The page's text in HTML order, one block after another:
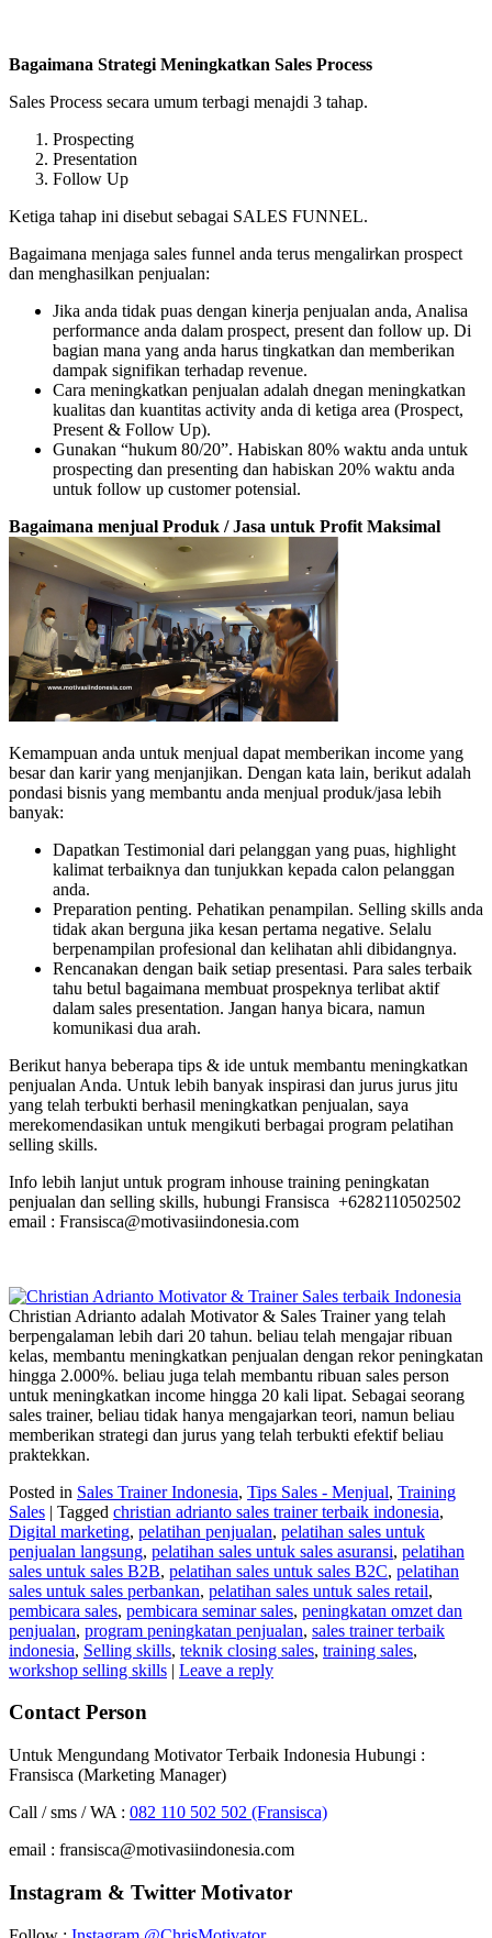
Bagaimana Strategi Meningkatkan Sales Process
Sales Process secara umum terbagi menajdi 3 tahap.
Prospecting
Presentation
Follow Up
Ketiga tahap ini disebut sebagai SALES FUNNEL.
Bagaimana menjaga sales funnel anda terus mengalirkan prospect
dan menghasilkan penjualan:
Jika anda tidak puas dengan kinerja penjualan anda, Analisa
performance anda dalam prospect, present dan follow up. Di
bagian mana yang anda harus tingkatkan dan memberikan
dampak signifikan terhadap revenue.
Cara meningkatkan penjualan adalah dnegan meningkatkan
kualitas dan kuantitas activity anda di ketiga area (Prospect,
Present & Follow Up).
Gunakan “hukum 80/20”. Habiskan 80% waktu anda untuk
prospecting dan presenting dan habiskan 20% waktu anda
untuk follow up customer potensial.
Bagaimana menjual Produk / Jasa untuk Profit Maksimal
Kemampuan anda untuk menjual dapat memberikan income yang
besar dan karir yang menjanjikan. Dengan kata lain, berikut adalah
pondasi bisnis yang membantu anda menjual produk/jasa lebih
banyak:
Dapatkan Testimonial dari pelanggan yang puas, highlight
kalimat terbaiknya dan tunjukkan kepada calon pelanggan
anda.
Preparation penting. Pehatikan penampilan. Selling skills anda
tidak akan berguna jika kesan pertama negative. Selalu
berpenampilan profesional dan kelihatan ahli dibidangnya.
Rencanakan dengan baik setiap presentasi. Para sales terbaik
tahu betul bagaimana membuat prospeknya terlibat aktif
dalam sales presentation. Jangan hanya bicara, namun
komunikasi dua arah.
Berikut hanya beberapa tips & ide untuk membantu meningkatkan
penjualan Anda. Untuk lebih banyak inspirasi dan jurus jurus jitu
yang telah terbukti berhasil meningkatkan penjualan, saya
merekomendasikan untuk mengikuti berbagai program pelatihan
selling skills.
Info lebih lanjut untuk program inhouse training peningkatan
penjualan dan selling skills, hubungi Fransisca +6282110502502
email : Fransisca@motivasiindonesia.com
Christian Adrianto adalah Motivator & Sales Trainer yang telah
berpengalaman lebih dari 20 tahun. beliau telah mengajar ribuan
kelas, membantu meningkatkan penjualan dengan rekor peningkatan
hingga 2.000%. beliau juga telah membantu ribuan sales person
untuk meningkatkan income hingga 20 kali lipat. Sebagai seorang
sales trainer, beliau tidak hanya mengajarkan teori, namun beliau
memberikan strategi dan jurus yang telah terbukti efektif beliau
praktekkan.
Posted in Sales Trainer Indonesia, Tips Sales - Menjual, Training
Sales | Tagged christian adrianto sales trainer terbaik indonesia,
Digital marketing, pelatihan penjualan, pelatihan sales untuk
penjualan langsung, pelatihan sales untuk sales asuransi, pelatihan
sales untuk sales B2B, pelatihan sales untuk sales B2C, pelatihan
sales untuk sales perbankan, pelatihan sales untuk sales retail,
pembicara sales, pembicara seminar sales, peningkatan omzet dan
penjualan, program peningkatan penjualan, sales trainer terbaik
indonesia, Selling skills, teknik closing sales, training sales,
workshop selling skills | Leave a reply
Contact Person
Untuk Mengundang Motivator Terbaik Indonesia Hubungi :
Fransisca (Marketing Manager)
Call / sms / WA : 082 110 502 502 (Fransisca)
email : fransisca@motivasiindonesia.com
Instagram & Twitter Motivator